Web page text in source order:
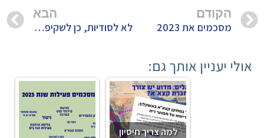
הקודם
מסכמים את 2023
הבא
לא לסודיות, כן לשקיפות – עמדת עמותת שומרי הבית נגד הארכת צו החיסיון על חברת הנפט קצא"א
אולי יעניין אותך גם:
למה צריך חיסיון